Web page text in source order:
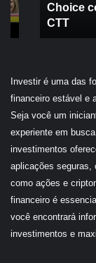
Choice com
CTT
Investir é uma das
financeiro estável e
Seja você um
experiente em
investimentos
aplicações seguras,
como ações e
financeiro é
você encontrará
investimentos e